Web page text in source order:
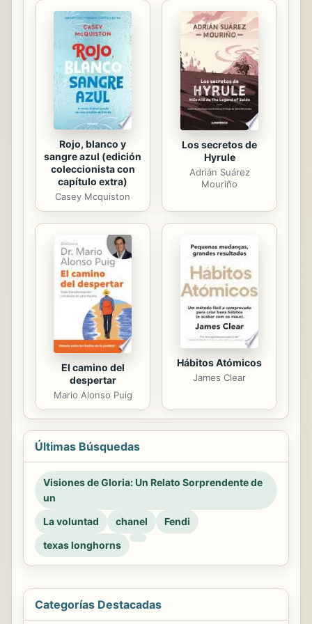
educadora experta con una sólida
formación en hipnosis clínica y
experimental que ha logrado aunar
educación, procesos hipnóticos y
símbolos del tarot con una visión
exquisitamente original para ofrecer
una...
Rojo, blanco y
sangre azul (edición
coleccionista con
capítulo extra)
Casey Mcquiston
Los secretos de
Hyrule
Adrián Suárez
Mouriño
El camino del
despertar
Mario Alonso Puig
Hábitos Atómicos
James Clear
Últimas Búsquedas
Visiones de Gloria: Un Relato Sorprendente de
un
La voluntad
chanel
Fendi
texas longhorns
Categorías Destacadas